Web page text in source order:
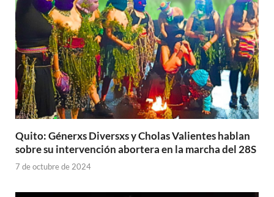
Quito: Génerxs Diversxs y Cholas Valientes hablan
sobre su intervención abortera en la marcha del 28S
7 de octubre de 2024